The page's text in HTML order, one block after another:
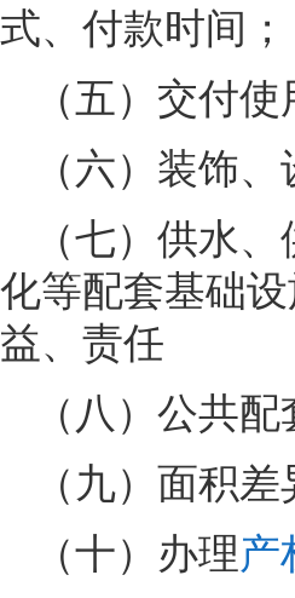
式、付款时间；
（五）交付
（六）装饰
（七）供水
化等配套基础
益、责任
（八）公共
（九）面积
（十）办理产